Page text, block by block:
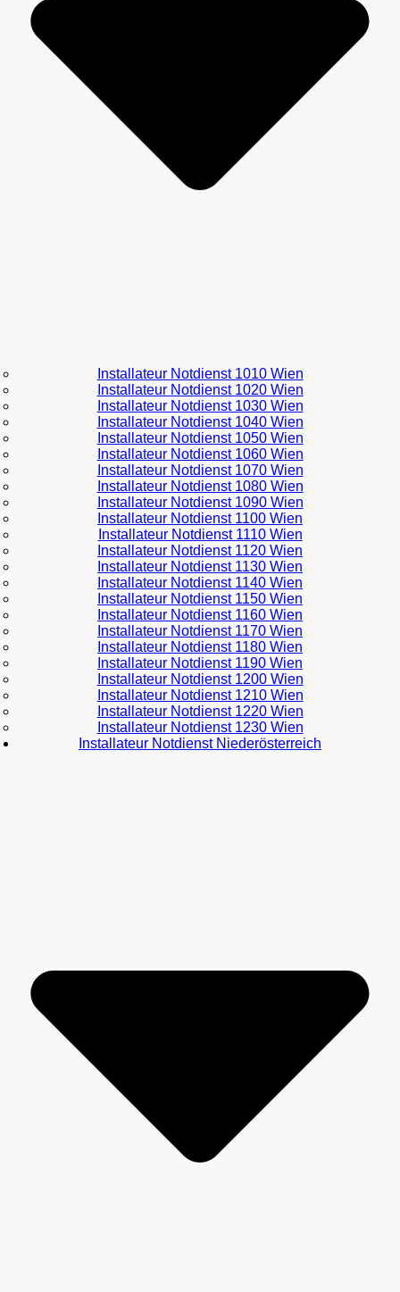
Installateur Notdienst 1010 Wien
Installateur Notdienst 1020 Wien
Installateur Notdienst 1030 Wien
Installateur Notdienst 1040 Wien
Installateur Notdienst 1050 Wien
Installateur Notdienst 1060 Wien
Installateur Notdienst 1070 Wien
Installateur Notdienst 1080 Wien
Installateur Notdienst 1090 Wien
Installateur Notdienst 1100 Wien
Installateur Notdienst 1110 Wien
Installateur Notdienst 1120 Wien
Installateur Notdienst 1130 Wien
Installateur Notdienst 1140 Wien
Installateur Notdienst 1150 Wien
Installateur Notdienst 1160 Wien
Installateur Notdienst 1170 Wien
Installateur Notdienst 1180 Wien
Installateur Notdienst 1190 Wien
Installateur Notdienst 1200 Wien
Installateur Notdienst 1210 Wien
Installateur Notdienst 1220 Wien
Installateur Notdienst 1230 Wien
Installateur Notdienst Niederösterreich